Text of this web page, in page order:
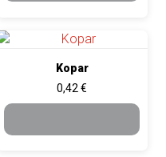
od 0,72 € do 5,71 €
Opcije se mogu odabrati
Kopar
0,42€
proizvod ima više